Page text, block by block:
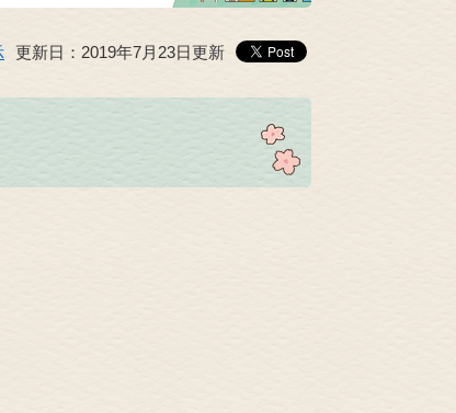
更新日：2019年7月23日更新